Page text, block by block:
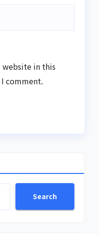
website in this
comment.
Search